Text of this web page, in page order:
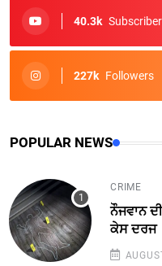
40.3k
227k Followers
POPULAR NEWS
CRIME
ਨੌਜਵਾਨ
ਕੇਸ ਦਰਜ